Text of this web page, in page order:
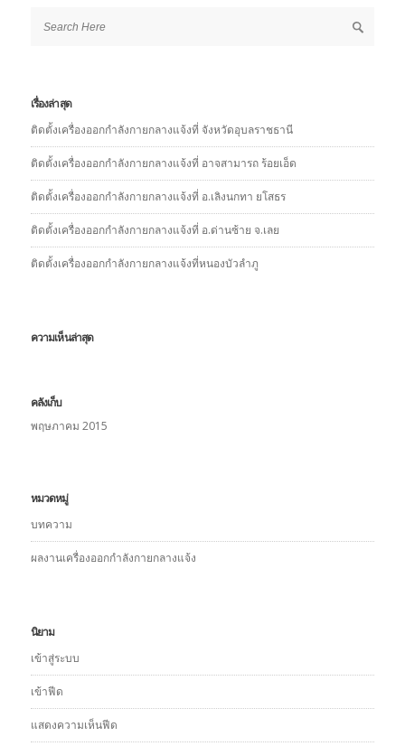
เรื่องล่าสุด
ติดตั้งเครื่องออกกำลังกายกลางแจ้งที่ จังหวัดอุบลราชธานี
ติดตั้งเครื่องออกกำลังกายกลางแจ้งที่ อาจสามารถ ร้อยเอ็ด
ติดตั้งเครื่องออกกำลังกายกลางแจ้งที่ อ.เลิงนกทา ยโสธร
ติดตั้งเครื่องออกกำลังกายกลางแจ้งที่ อ.ด่านซ้าย จ.เลย
ติดตั้งเครื่องออกกำลังกายกลางแจ้งที่หนองบัวลำภู
ความเห็นล่าสุด
คลังเก็บ
พฤษภาคม 2015
หมวดหมู่
บทความ
ผลงานเครื่องออกกำลังกายกลางแจ้ง
นิยาม
เข้าสู่ระบบ
เข้าฟีด
แสดงความเห็นฟีด